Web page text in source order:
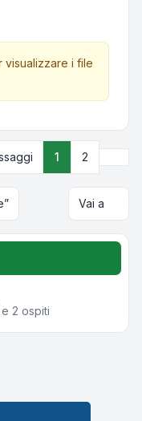
visualizzare i file
e ordinamento
1 2
Vai a
e 2 ospiti